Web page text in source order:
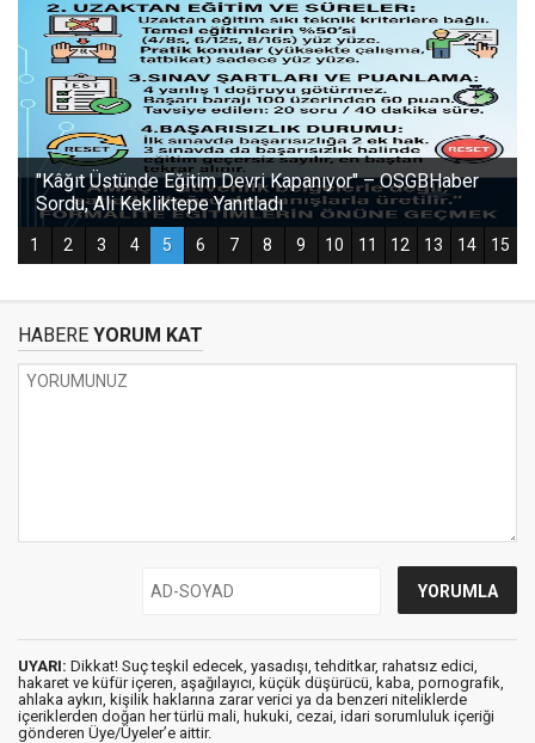
HABERE YORUM KAT
UYARI: Dikkat! Suç teşkil edecek, yasadışı, tehditkar, rahatsız edici,
hakaret ve küfür içeren, aşağılayıcı, küçük düşürücü, kaba, pornografik,
ahlaka aykırı, kişilik haklarına zarar verici ya da benzeri niteliklerde
içeriklerden doğan her türlü mali, hukuki, cezai, idari sorumluluk içeriği
gönderen Üye/Üyeler’e aittir.